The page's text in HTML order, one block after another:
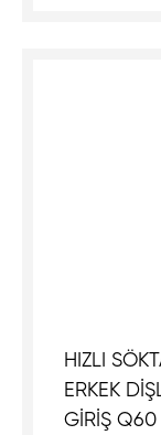
HIZLI
ERKEK
GİRİŞ Q60